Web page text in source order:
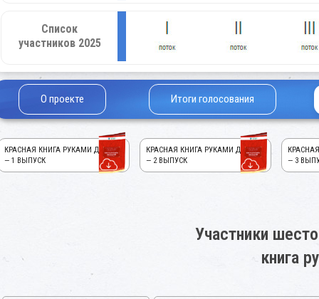
Список
участников 2025
О проекте Итоги голосования
КРАСНАЯ КНИГА РУКАМИ ДЕТЕЙ!
— 1 ВЫПУСК
КРАСНАЯ КНИГА РУКАМИ ДЕТЕЙ!
— 2 ВЫПУСК
— 3
Участники
книга